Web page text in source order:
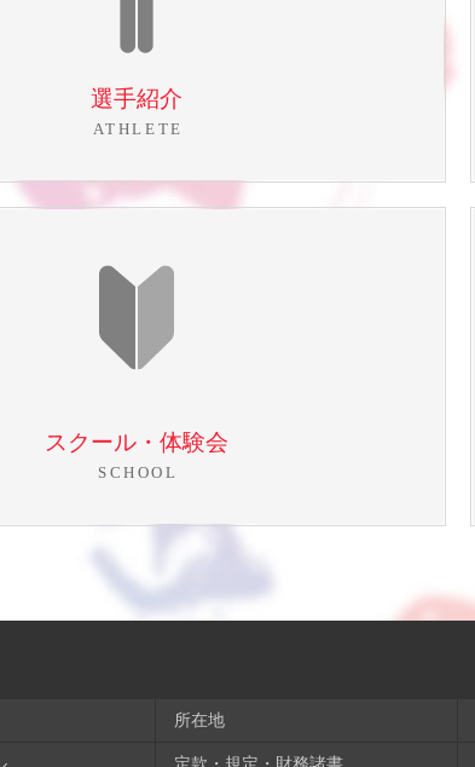
選手紹介
ATHLETE
スクール・体験会
SCHOOL
所在地